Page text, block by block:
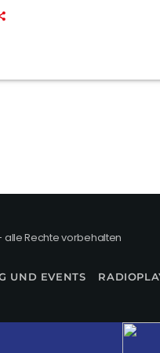
Rechte vorbehalten
UND EVENTS